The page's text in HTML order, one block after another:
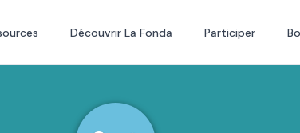
Découvrir La Fonda Participer